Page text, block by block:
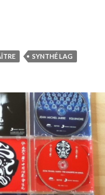
SYNTHÉ LAG